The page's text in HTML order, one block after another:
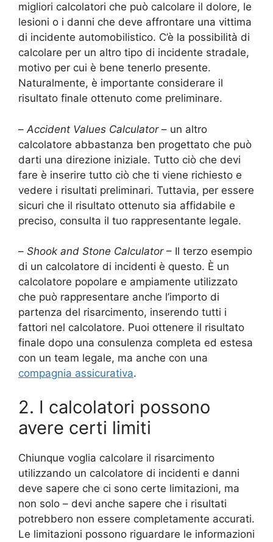
migliori calcolatori che può calcolare il dolore, le
lesioni o i danni che deve affrontare una vittima
di incidente automobilistico. C’è la possibilità di
calcolare per un altro tipo di incidente stradale,
motivo per cui è bene tenerlo presente.
Naturalmente, è importante considerare il
risultato finale ottenuto come preliminare.
– Accident Values Calculator– un altro
calcolatore abbastanza ben progettato che può
darti una direzione iniziale. Tutto ciò che devi
fare è inserire tutto ciò che ti viene richiesto e
vedere i risultati preliminari. Tuttavia, per essere
sicuri che il risultato ottenuto sia affidabile e
preciso, consulta il tuo rappresentante legale.
– Shook and Stone Calculator– Il terzo esempio
di un calcolatore di incidenti è questo. È un
calcolatore popolare e ampiamente utilizzato
che può rappresentare anche l’importo di
partenza del risarcimento, inserendo tutti i
fattori nel calcolatore. Puoi ottenere il risultato
finale dopo una consulenza completa ed estesa
con un team legale, ma anche con una
compagnia assicurativa.
2. I calcolatori possono
avere certi limiti
Chiunque voglia calcolare il risarcimento
utilizzando un calcolatore di incidenti e danni
deve sapere che ci sono certe limitazioni, ma
non solo – devi anche sapere che i risultati
potrebbero non essere completamente accurati.
Le limitazioni possono riguardare le informazioni